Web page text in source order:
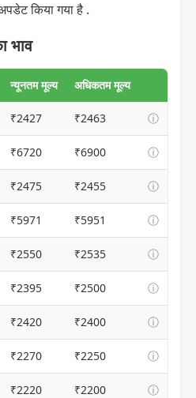
किया गया है .
भाव
न्यूनतम मूल्य अधिकतम मूल्य
₹2427 ₹2463 ⓘ
₹6720 ₹6900 ⓘ
₹2475 ₹2455 ⓘ
₹5971 ₹5951 ⓘ
₹2550 ₹2535 ⓘ
₹2395 ₹2500 ⓘ
₹2420 ₹2400 ⓘ
₹2270 ₹2250 ⓘ
₹2220 ₹2200 ⓘ